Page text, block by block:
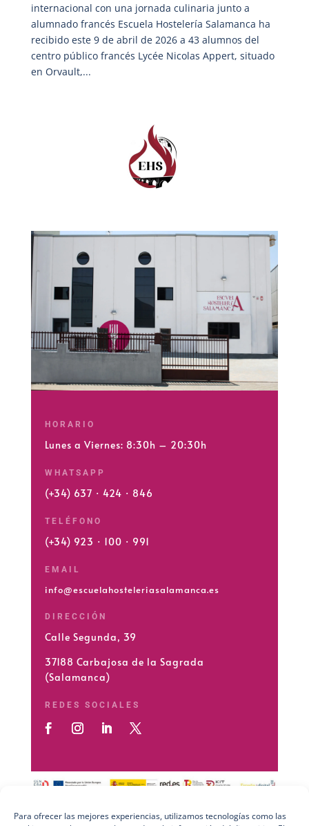
Para ofrecer las mejores experiencias, utilizamos tecnologías como las
internacional con una jornada culinaria junto a
alumnado francés Escuela Hostelería Salamanca ha
recibido este 9 de abril de 2026 a 43 alumnos del
centro público francés Lycée Nicolas Appert, situado
en Orvault,...
HORARIO
Lunes a Viernes: 8:30h – 20:30h
WHATSAPP
(+34) 637 · 424 · 846
TELÉFONO
(+34) 923 · 100 · 991
EMAIL
info@escuelahosteleriasalamanca.es
DIRECCIÓN
Calle Segunda, 39
37188 Carbajosa de la Sagrada
(Salamanca)
REDES SOCIALES